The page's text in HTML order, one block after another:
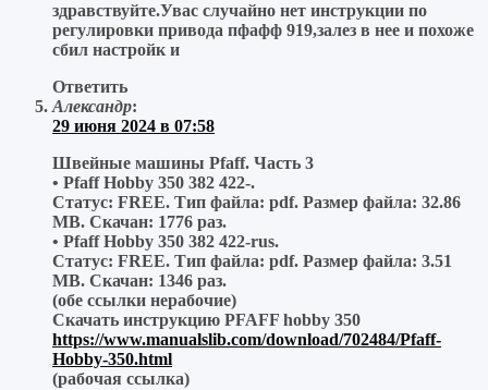
здравствуйте.Увас случайно нет инструкции по
регулировки привода пфафф 919,залез в нее и похоже
сбил настройк и
Ответить
Александр:
29 июня 2024 в 07:58
Швейные машины Pfaff. Часть 3
• Pfaff Hobby 350 382 422-.
Статус: FREE. Тип файла: pdf. Размер файла: 32.86
MB. Скачан: 1776 раз.
• Pfaff Hobby 350 382 422-rus.
Статус: FREE. Тип файла: pdf. Размер файла: 3.51
MB. Скачан: 1346 раз.
(обе ссылки нерабочие)
Скачать инструкцию PFAFF hobby 350
https://www.manualslib.com/download/702484/Pfaff-
Hobby-350.html
(рабочая ссылка)